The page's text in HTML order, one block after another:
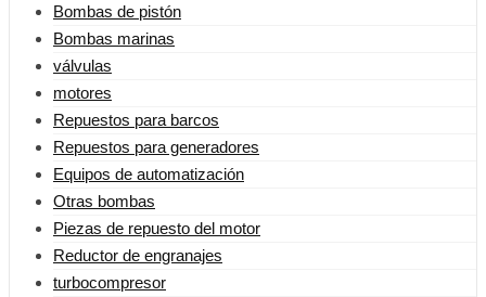
Bombas de pistón
Bombas marinas
válvulas
motores
Repuestos para barcos
Repuestos para generadores
Equipos de automatización
Otras bombas
Piezas de repuesto del motor
Reductor de engranajes
turbocompresor